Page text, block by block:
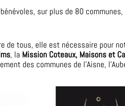
sur plus de 80
de tous, elle est nécessaire pour
, la Mission Coteaux, Maisons et
des communes de l’Aisne,